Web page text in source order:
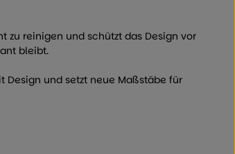
zu reinigen und schützt das Design vor
bleibt.
Design und setzt neue Maßstäbe für